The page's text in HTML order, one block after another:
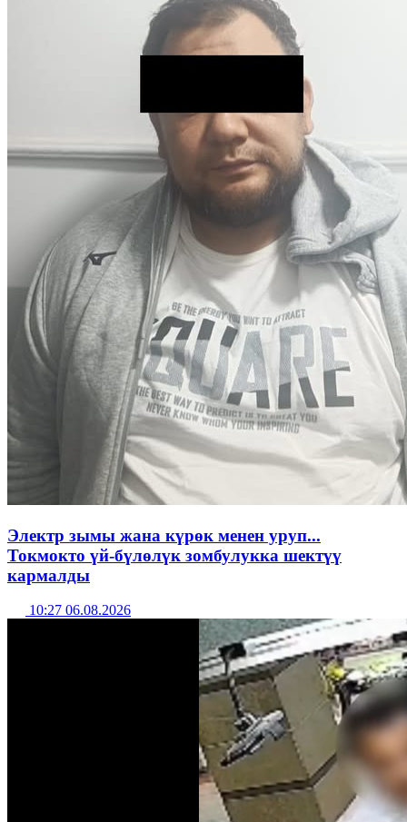
Электр зымы жана күрөк менен уруп...
Токмокто үй-бүлөлүк зомбулукка шектүү
кармалды
10:27 06.08.2026